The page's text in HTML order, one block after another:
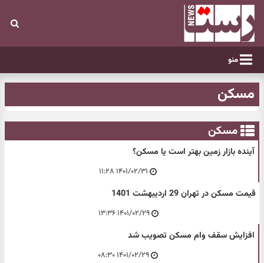
منو
مسکن
مسکن
آینده بازار زمین بهتر است یا مسکن؟
۱۴۰۱/۰۲/۳۱ ۱۱:۲۸
قیمت مسکن در تهران 29 اردیبهشت 1401
۱۴۰۱/۰۲/۲۹ ۱۳:۳۶
افزایش سقف وام مسکن تصویب شد
۱۴۰۱/۰۲/۲۹ ۰۸:۳۰